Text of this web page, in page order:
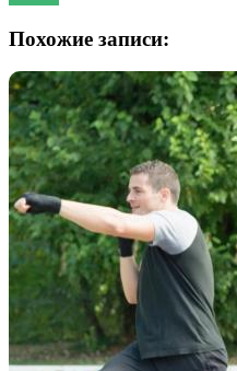
Похожие записи: